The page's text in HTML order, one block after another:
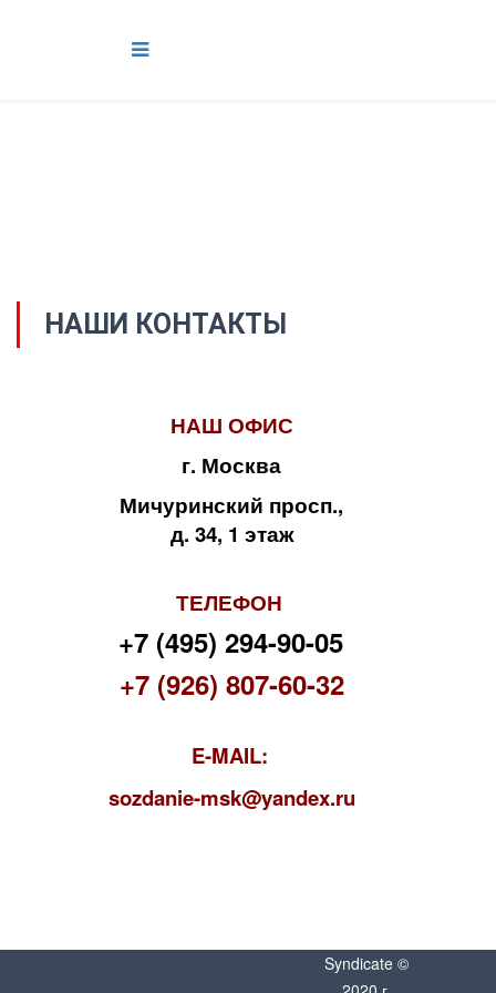
НАШИ КОНТАКТЫ
НАШ ОФИС
г. Москва
Мичуринский просп.,
д. 34, 1 этаж
ТЕЛЕФОН
+7 (495) 294-90-05
+7 (926) 807-60-32
E-MAIL:
sozdanie-msk@yandex.ru
Syndicate ©